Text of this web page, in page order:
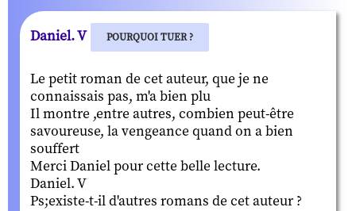
Daniel. V POURQUOI TUER ?
Le petit roman de cet auteur, que je ne
connaissais pas, m'a bien plu
Il montre ,entre autres, combien peut-être
savoureuse, la vengeance quand on a bien
souffert
Merci Daniel pour cette belle lecture.
Daniel. V
Ps;existe-t-il d'autres romans de cet auteur ?